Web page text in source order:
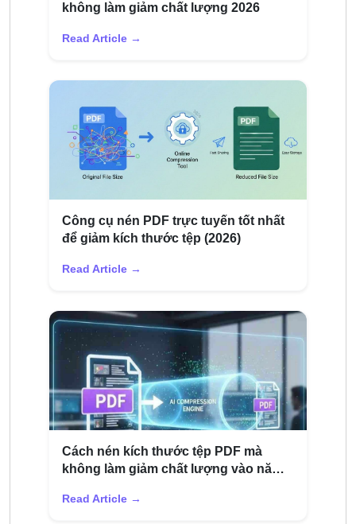
không làm giảm chất lượng 2026
Read Article →
Công cụ nén PDF trực tuyến tốt nhất
để giảm kích thước tệp (2026)
Read Article →
Cách nén kích thước tệp PDF mà
không làm giảm chất lượng vào năm
Read Article →